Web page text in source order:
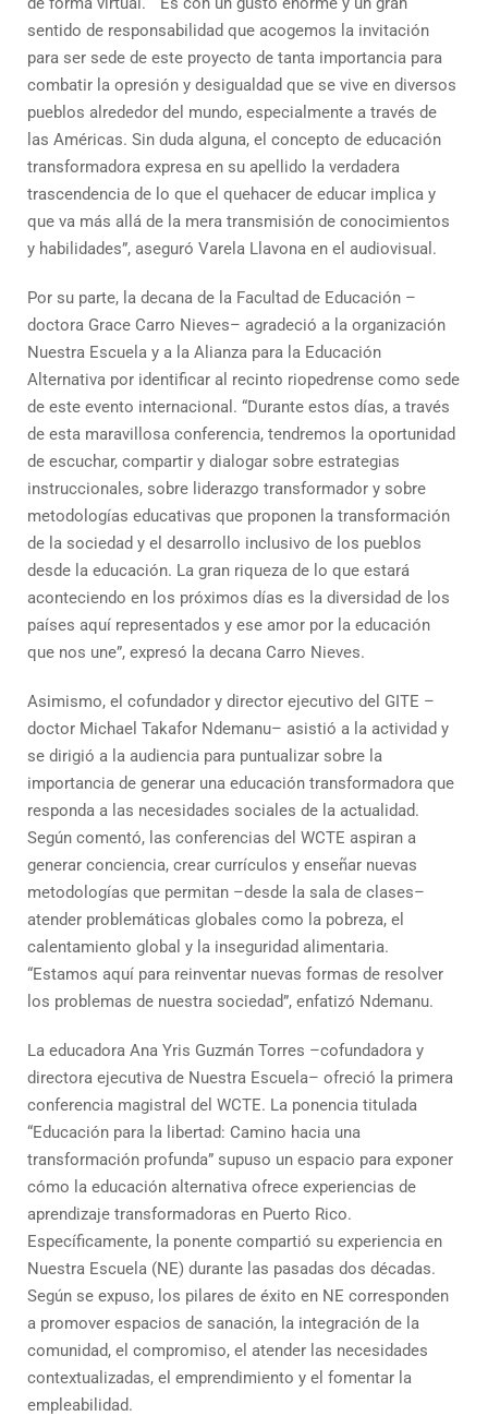
sentido de responsabilidad que acogemos la invitación
para ser sede de este proyecto de tanta importancia para
combatir la opresión y desigualdad que se vive en diversos
pueblos alrededor del mundo, especialmente a través de
las Américas. Sin duda alguna, el concepto de educación
transformadora expresa en su apellido la verdadera
trascendencia de lo que el quehacer de educar implica y
que va más allá de la mera transmisión de conocimientos
y habilidades”, aseguró Varela Llavona en el audiovisual.
Por su parte, la decana de la Facultad de Educación –
doctora Grace Carro Nieves– agradeció a la organización
Nuestra Escuela y a la Alianza para la Educación
Alternativa por identificar al recinto riopedrense como sede
de este evento internacional. “Durante estos días, a través
de esta maravillosa conferencia, tendremos la oportunidad
de escuchar, compartir y dialogar sobre estrategias
instruccionales, sobre liderazgo transformador y sobre
metodologías educativas que proponen la transformación
de la sociedad y el desarrollo inclusivo de los pueblos
desde la educación. La gran riqueza de lo que estará
aconteciendo en los próximos días es la diversidad de los
países aquí representados y ese amor por la educación
que nos une”, expresó la decana Carro Nieves.
Asimismo, el cofundador y director ejecutivo del GITE –
doctor Michael Takafor Ndemanu– asistió a la actividad y
se dirigió a la audiencia para puntualizar sobre la
importancia de generar una educación transformadora que
responda a las necesidades sociales de la actualidad.
Según comentó, las conferencias del WCTE aspiran a
generar conciencia, crear currículos y enseñar nuevas
metodologías que permitan –desde la sala de clases–
atender problemáticas globales como la pobreza, el
calentamiento global y la inseguridad alimentaria.
“Estamos aquí para reinventar nuevas formas de resolver
los problemas de nuestra sociedad”, enfatizó Ndemanu.
La educadora Ana Yris Guzmán Torres –cofundadora y
directora ejecutiva de Nuestra Escuela– ofreció la primera
conferencia magistral del WCTE. La ponencia titulada
“Educación para la libertad: Camino hacia una
transformación profunda” supuso un espacio para exponer
cómo la educación alternativa ofrece experiencias de
aprendizaje transformadoras en Puerto Rico.
Específicamente, la ponente compartió su experiencia en
Nuestra Escuela (NE) durante las pasadas dos décadas.
Según se expuso, los pilares de éxito en NE corresponden
a promover espacios de sanación, la integración de la
comunidad, el compromiso, el atender las necesidades
contextualizadas, el emprendimiento y el fomentar la
empleabilidad.